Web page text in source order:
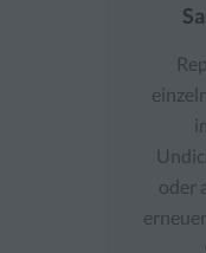
oder